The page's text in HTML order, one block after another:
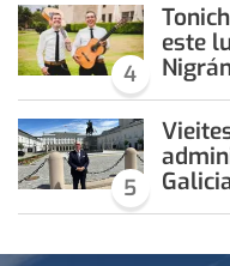
4
este
5